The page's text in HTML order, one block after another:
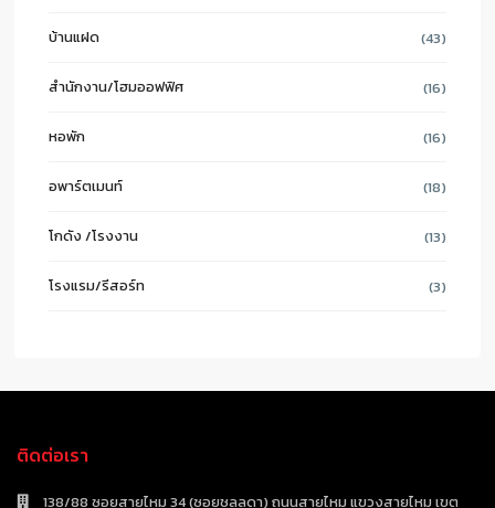
บ้านแฝด (43)
สำนักงาน/โฮมออฟฟิศ (16)
หอพัก (16)
อพาร์ตเมนท์ (18)
โกดัง /โรงงาน (13)
โรงแรม/รีสอร์ท (3)
ติดต่อเรา
138/88 ซอยสายไหม 34 (ซอยชลลดา) ถนนสายไหม แขวงสายไหม เขต